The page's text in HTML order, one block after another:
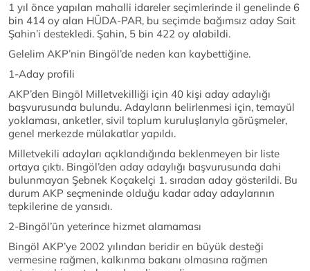
1 yıl önce yapılan mahalli idareler seçimlerinde il genelinde 6
bin 414 oy alan HÜDA-PAR, bu seçimde bağımsız aday Sait
Şahin’i destekledi. Şahin, 5 bin 422 oy alabildi.
Gelelim AKP’nin Bingöl’de neden kan kaybettiğine.
1-Aday profili
AKP’den Bingöl Milletvekilliği için 40 kişi aday adaylığı
başvurusunda bulundu. Adayların belirlenmesi için, temayül
yoklaması, anketler, sivil toplum kuruluşlarıyla görüşmeler,
genel merkezde mülakatlar yapıldı.
Milletvekili adayları açıklandığında beklenmeyen bir liste
ortaya çıktı. Bingöl’den aday adaylığı başvurusunda dahi
bulunmayan Şebnek Koçakelçi 1. sıradan aday gösterildi. Bu
durum AKP seçmeninde olduğu kadar aday adaylarının
tepkilerine de yansıdı.
2-Bingöl’ün yeterince hizmet alamaması
Bingöl AKP’ye 2002 yılından beridir en büyük desteği
vermesine rağmen, kalkınma bakanı olmasına rağmen